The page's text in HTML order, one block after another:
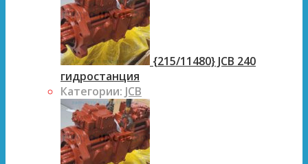
{215/11480} JCB 240
гидростанция
Категории: JCB